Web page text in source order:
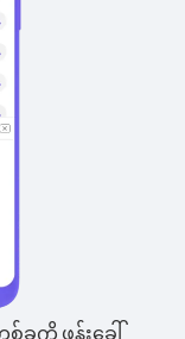
ခုကို ဖုန်းခေါ်